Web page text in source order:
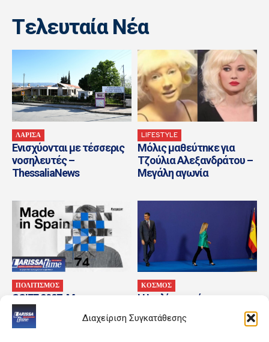
Διαχείριση Συγκατάθεσης
Tελευταία Nέα
ΛΑΡΙΣΑ
Ενισχύονται με τέσσερις
νοσηλευτές –
ThessaliaNews
LIFESTYLE
Μόλις μαθεύτnκε για
Τζούλια Αλεξανδράτου –
Μεγάλη αγωνία
ΠΟΛΙΤΙΣΜΟΣ
SSIFF 2027: Με
Αλμοδοβάρ και 24 νέες
Ισπανικές ταινίες
ΚΟΣΜΟΣ
Η Ιταλία αρνείται το
άρει τους συνοριακούς